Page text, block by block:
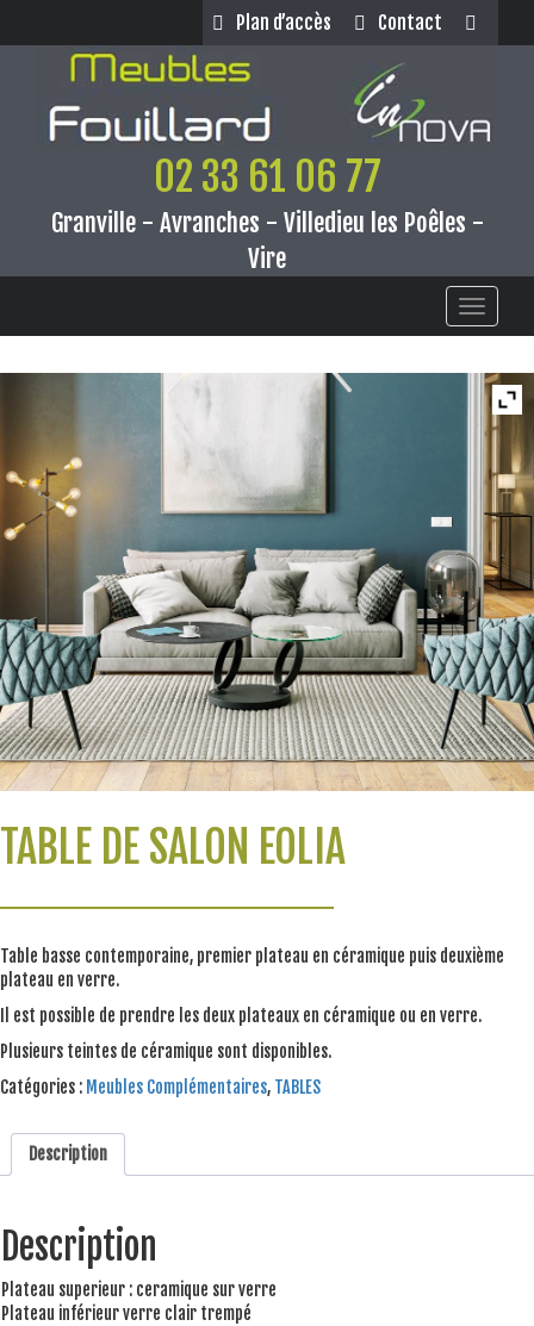
Plan d’accès Contact
02 33 61 06 77
Granville - Avranches - Villedieu les Poêles -
Vire
Toggle
TABLE DE SALON EOLIA
Table basse contemporaine, premier plateau en céramique puis deuxième
plateau en verre.
Il est possible de prendre les deux plateaux en céramique ou en verre.
Plusieurs teintes de céramique sont disponibles.
Catégories : Meubles Complémentaires, TABLES
Description
Description
Plateau superieur : ceramique sur verre
Plateau inférieur verre clair trempé
Panneau de gestion des cookies